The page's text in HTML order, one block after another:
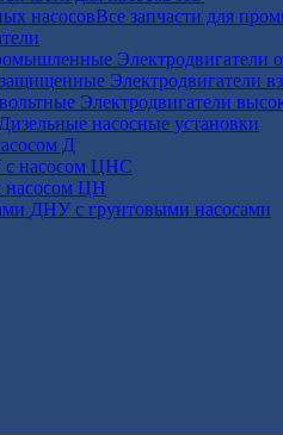
Все запчасти для
Электродвигатели
Электродвигатели
Дизельные насосные установки
Д
насосом ЦНС
ЦН
ДНУ с грунтовыми насосами